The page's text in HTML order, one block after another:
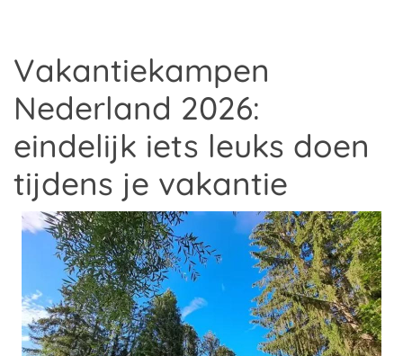
Vakantiekampen
Nederland 2026:
eindelijk iets leuks doen
tijdens je vakantie